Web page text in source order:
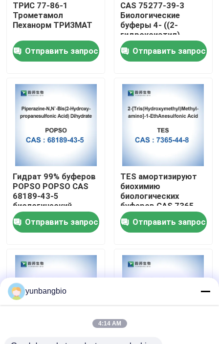
Дом
Продукты
О нас
Проверка качества
Свяжитесь мы
Случаи
биологические буфера
ТРИС 77-86-1
Трометамол
Пеханорм ТРИЗМАТ
Отправить запрос
CAS 75277-39-3
Биологические
буферы 4- ((2-
гидроксиэтил)
пиперазин-1-
этанесульфоновая
кислота
Отправить запрос
Гидрат 99% буферов
POPSO POPSO CAS
68189-43-5
биологический
Отправить запрос
TES амортизируют
биохимию
биологических
буферов CAS 7365-
44-8 бескислотную
Отправить запрос
yunbangbio
4:14 AM